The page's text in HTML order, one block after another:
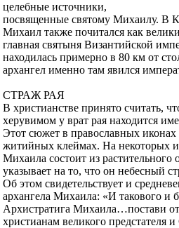
целебные источники,
посвященные святому Михаилу. В
Михаил также почитался как
главная святыня Византийской
находилась примерно в 80 км от
архангел именно там явился
СТРАЖ РАЯ
В христианстве принято считать,
херувимом у врат рая находится
Этот сюжет в православных иконах
житийных клеймах. На некоторых
Михаила состоит из
указывает на то, что он небесный
Об этом свидетельствует и
архангела Михаила: «И такового и
Архистратига Михаила…постави
христианам великого предстателя и